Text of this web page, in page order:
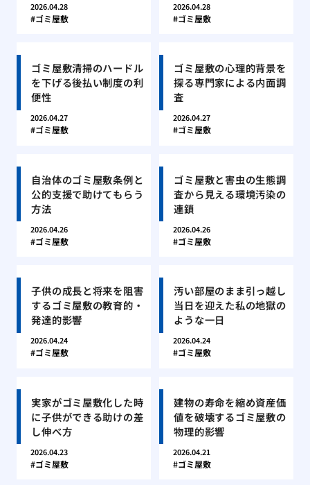
2026.04.28
ゴミ屋敷
2026.04.28
ゴミ屋敷
ゴミ屋敷清掃のハードル
を下げる後払い制度の利
便性
2026.04.27
ゴミ屋敷
ゴミ屋敷の心理的背景を
探る専門家による内面調
査
2026.04.27
ゴミ屋敷
自治体のゴミ屋敷条例と
公的支援で助けてもらう
方法
2026.04.26
ゴミ屋敷
ゴミ屋敷と害虫の生態調
査から見える環境汚染の
連鎖
2026.04.26
ゴミ屋敷
子供の成長と将来を阻害
するゴミ屋敷の教育的・
発達的影響
2026.04.24
ゴミ屋敷
汚い部屋のまま引っ越し
当日を迎えた私の地獄の
ような一日
2026.04.24
ゴミ屋敷
実家がゴミ屋敷化した時
に子供ができる助けの差
し伸べ方
2026.04.23
ゴミ屋敷
建物の寿命を縮め資産価
値を破壊するゴミ屋敷の
物理的影響
2026.04.21
ゴミ屋敷